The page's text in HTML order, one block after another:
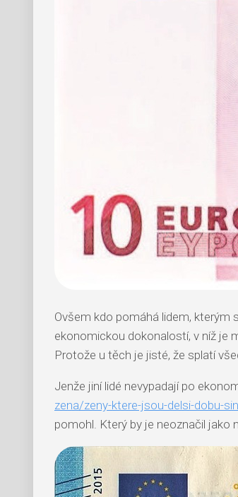
Ovšem kdo pomáhá lidem, kterým
ekonomickou dokonalostí, v níž je
Protože u těch je jisté, že splatí
Jenže jiní lidé nevypadají po
zena/zeny-ktere-jsou-delsi-dobu-
pomohl. Který by je neoznačil jako